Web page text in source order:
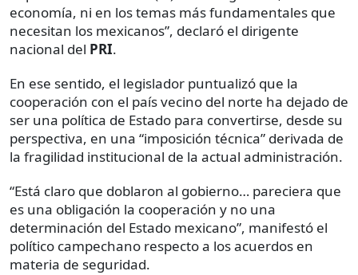
economía, ni en los temas más fundamentales que
necesitan los mexicanos”, declaró el dirigente
nacional del PRI.
En ese sentido, el legislador puntualizó que la
cooperación con el país vecino del norte ha dejado de
ser una política de Estado para convertirse, desde su
perspectiva, en una “imposición técnica” derivada de
la fragilidad institucional de la actual administración.
“Está claro que doblaron al gobierno… pareciera que
es una obligación la cooperación y no una
determinación del Estado mexicano”, manifestó el
político campechano respecto a los acuerdos en
materia de seguridad.